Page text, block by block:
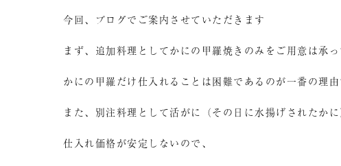
今回、ブログでご案内させていただきます
まず、追加料理としてかにの甲羅焼きのみをご用意は承
かにの甲羅だけ仕入れることは困難であるのが一番の理由
また、別注料理として活がに（その日に水揚げされたかに
仕入れ価格が安定しないので、